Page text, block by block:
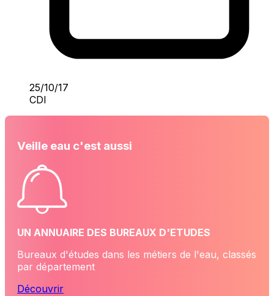
25/10/17
CDI
Veille eau c'est aussi
UN ANNUAIRE DES BUREAUX D'ETUDES
Bureaux d'études dans les métiers de l'eau, classés
par département
Découvrir